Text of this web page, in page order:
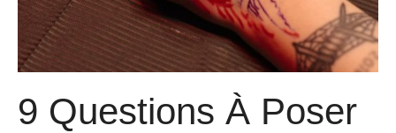
9 Questions À Poser